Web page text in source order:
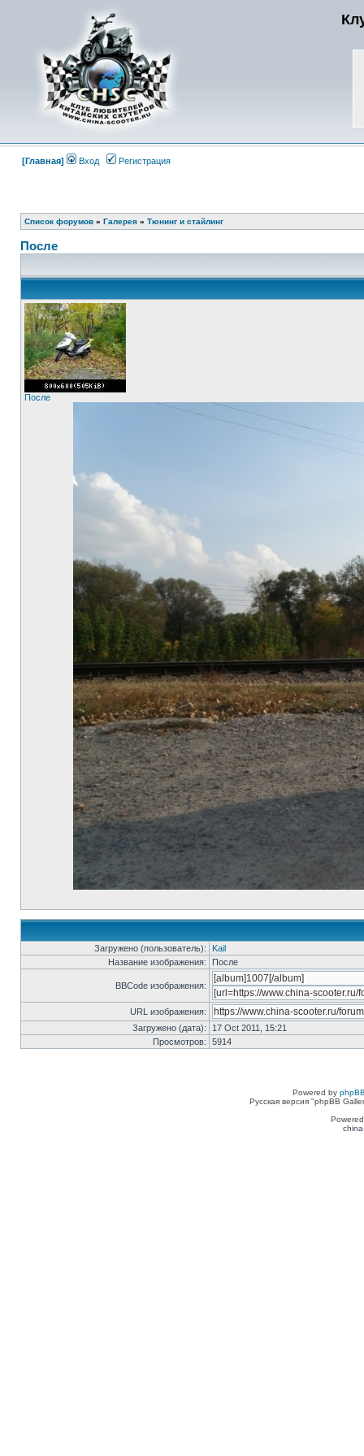
[Главная] Вход Регистрация
Список форумов » Галерея » Тюнинг и стайлинг
После
После
Загружено (пользователь):
Kail
Название изображения:
После
BBCode изображения:
URL изображения:
Загружено (дата):
17 Oct 2011, 15:21
Просмотров:
5914
Powered by
Русская версия "phpBB